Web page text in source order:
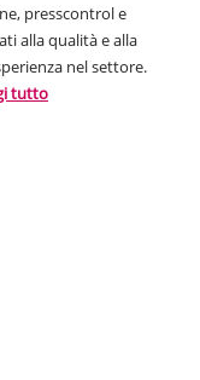
presscontrol e
alla qualità e alla
nel settore.
tutto